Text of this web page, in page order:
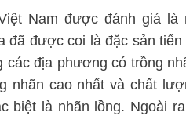
Nam được đánh giá là
đã được coi là đặc sản
các địa phương có trồng
nhãn cao nhất và chất
biệt là nhãn lồng. Ngoài